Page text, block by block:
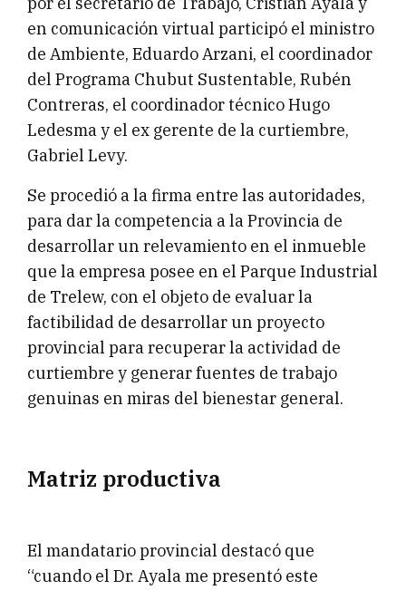
en comunicación virtual participó el ministro
de Ambiente, Eduardo Arzani, el coordinador
del Programa Chubut Sustentable, Rubén
Contreras, el coordinador técnico Hugo
Ledesma y el ex gerente de la curtiembre,
Gabriel Levy.
Se procedió a la firma entre las autoridades,
para dar la competencia a la Provincia de
desarrollar un relevamiento en el inmueble
que la empresa posee en el Parque Industrial
de Trelew, con el objeto de evaluar la
factibilidad de desarrollar un proyecto
provincial para recuperar la actividad de
curtiembre y generar fuentes de trabajo
genuinas en miras del bienestar general.
Matriz productiva
El mandatario provincial destacó que
“cuando el Dr. Ayala me presentó este